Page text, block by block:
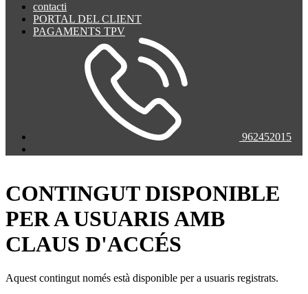
contacti
PORTAL DEL CLIENT
PAGAMENTS TPV
962452015
CONTINGUT DISPONIBLE
PER A USUARIS AMB
CLAUS D'ACCÉS
Aquest contingut només està disponible per a usuaris registrats.